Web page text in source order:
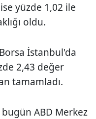
yüzde 1,02 ile
oldu.
İstanbul'da
2,43 değer
tamamladı.
ABD Merkez